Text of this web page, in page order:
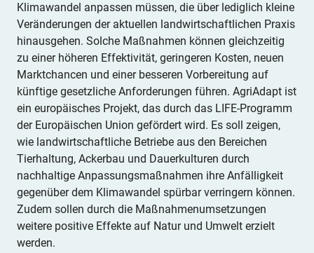
Klimawandel anpassen müssen, die über lediglich kleine
Veränderungen der aktuellen landwirtschaftlichen Praxis
hinausgehen. Solche Maßnahmen können gleichzeitig
zu einer höheren Effektivität, geringeren Kosten, neuen
Marktchancen und einer besseren Vorbereitung auf
künftige gesetzliche Anforderungen führen. AgriAdapt ist
ein europäisches Projekt, das durch das LIFE-Programm
der Europäischen Union gefördert wird. Es soll zeigen,
wie landwirtschaftliche Betriebe aus den Bereichen
Tierhaltung, Ackerbau und Dauerkulturen durch
nachhaltige Anpassungsmaßnahmen ihre Anfälligkeit
gegenüber dem Klimawandel spürbar verringern können.
Zudem sollen durch die Maßnahmenumsetzungen
weitere positive Effekte auf Natur und Umwelt erzielt
werden.